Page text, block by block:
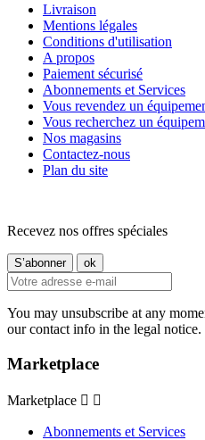
Livraison
Mentions légales
Conditions d'utilisation
A propos
Paiement sécurisé
Abonnements et Services
Vous revendez un
Vous recherchez un
Nos magasins
Contactez-nous
Plan du site
Recevez nos offres spéciales
You may unsubscribe at any
our contact info in the legal notice.
Marketplace
Marketplace  
Abonnements et Services